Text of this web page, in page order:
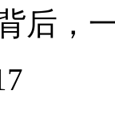
后，